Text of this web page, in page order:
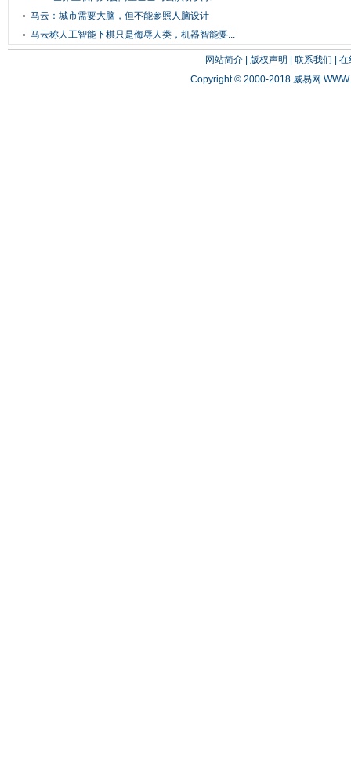
马云：城市需要大脑，但不能参照人脑设计
马云称人工智能下棋只是侮辱人类，机器智能要...
网站简介| 版权声明 联系我们
在
Copyright © 2000-2018 威易网 WWW.